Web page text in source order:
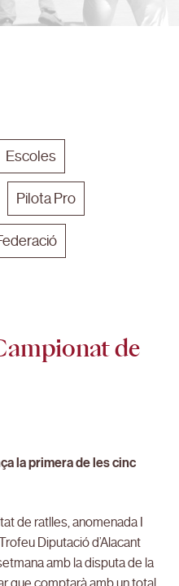
Escoles
Pilota Pro
de
la primera de les cinc
de ratlles, anomenada I
Diputació d’Alacant
amb la disputa de la